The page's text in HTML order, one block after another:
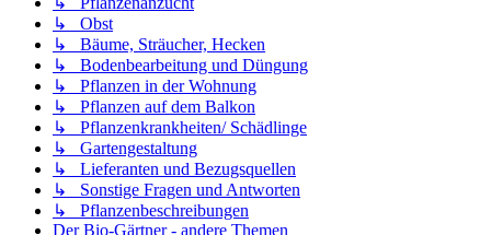
↳ Obst
↳ Bäume, Sträucher, Hecken
↳ Bodenbearbeitung und Düngung
↳ Pflanzen in der Wohnung
↳ Pflanzen auf dem Balkon
↳ Pflanzenkrankheiten/ Schädlinge
↳ Gartengestaltung
↳ Lieferanten und Bezugsquellen
↳ Sonstige Fragen und Antworten
↳ Pflanzenbeschreibungen
Der Bio-Gärtner - andere Themen